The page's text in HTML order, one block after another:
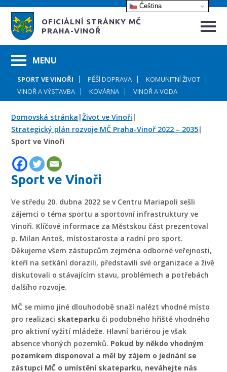
OFICIÁLNÍ STRÁNKY MČ
PRAHA-VINOŘ
SPORT VE VINOŘI PĚŠÍ DOPRAVA
KOMUNITNÍ ŽIVOT
VINOŘ A VÝSTAVBA
KOVÁRNA VINOŘ A VODA
Domovská stránka |Život ve Vinoři |
Strategický plán rozvoje MČ Praha-Vinoř 2022 – 2035|
Sport ve Vinoři
Sport ve Vinoři
Ve středu 20. dubna 2022 se v Centru Mariapoli sešli
zájemci o téma sportu a sportovní infrastruktury ve
Vinoři. Klíčové informace za Městskou část prezentoval
p. Milan Antoš, místostarosta a radní pro sport.
Děkujeme všem zástupcům zejména odborné veřejnosti,
kteří na setkání dorazili, představili své organizace a živě
diskutovali o stávajícím stavu, problémech a potřebách
dalšího rozvoje.
MČ se mimo jiné dlouhodobě snaží nalézt vhodné místo
pro realizaci skateparku či podobného hřiště vhodného
pro aktivní vyžití mládeže. Hlavní bariérou je však
absence vhoných pozemků. Pokud by někdo vhodným
pozemkem disponoval a měl by zájem o jednání se
zástupci MČ o umístění skateparku, neváhejte nás
Čeština‎